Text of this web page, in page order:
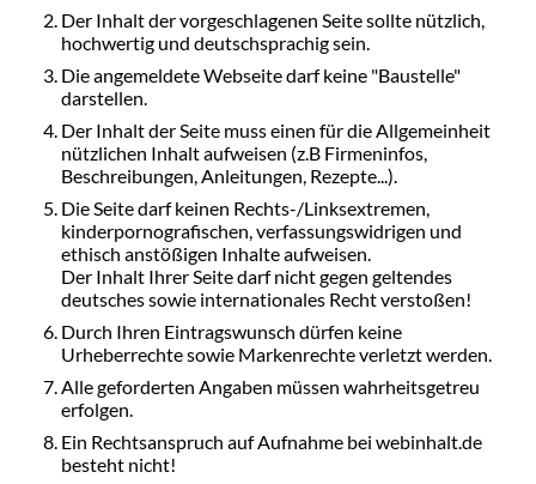
Der Inhalt der vorgeschlagenen Seite sollte nützlich,
hochwertig und deutschsprachig sein.
Die angemeldete Webseite darf keine "Baustelle"
darstellen.
Der Inhalt der Seite muss einen für die Allgemeinheit
nützlichen Inhalt aufweisen (z.B Firmeninfos,
Beschreibungen, Anleitungen, Rezepte...).
Die Seite darf keinen Rechts-/Linksextremen,
kinderpornografischen, verfassungswidrigen und
ethisch anstößigen Inhalte aufweisen.
Der Inhalt Ihrer Seite darf nicht gegen geltendes
deutsches sowie internationales Recht verstoßen!
Durch Ihren Eintragswunsch dürfen keine
Urheberrechte sowie Markenrechte verletzt werden.
Alle geforderten Angaben müssen wahrheitsgetreu
erfolgen.
Ein Rechtsanspruch auf Aufnahme bei webinhalt.de
besteht nicht!